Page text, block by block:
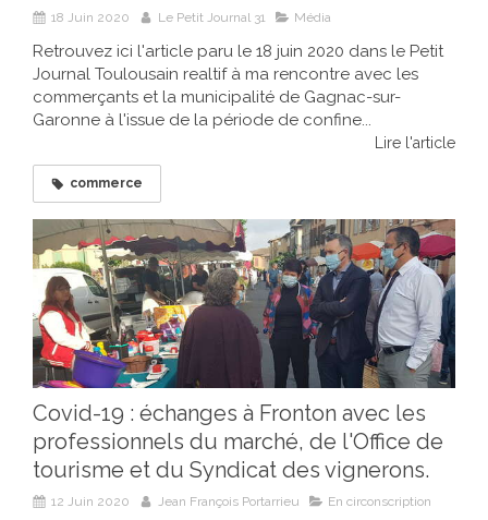
18 Juin 2020 Le Petit Journal 31 Média
Retrouvez ici l'article paru le 18 juin 2020 dans le Petit
Journal Toulousain realtif à ma rencontre avec les
commerçants et la municipalité de Gagnac-sur-
Garonne à l'issue de la période de confine...
Lire l'article
commerce
Covid-19 : échanges à Fronton avec les
professionnels du marché, de l'Office de
tourisme et du Syndicat des vignerons.
12 Juin 2020 Jean François Portarrieu En circonscription